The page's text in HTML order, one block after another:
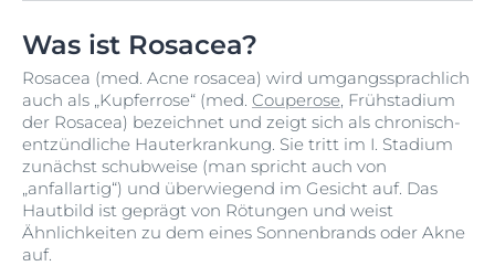
Was ist Rosacea?
Rosacea (med. Acne rosacea) wird umgangssprachlich
auch als „Kupferrose“ (med. Couperose, Frühstadium
der Rosacea) bezeichnet und zeigt sich als chronisch-
entzündliche Hauterkrankung. Sie tritt im I. Stadium
zunächst schubweise (man spricht auch von
„anfallartig“) und überwiegend im Gesicht auf. Das
Hautbild ist geprägt von Rötungen und weist
Ähnlichkeiten zu dem eines Sonnenbrands oder Akne
auf.